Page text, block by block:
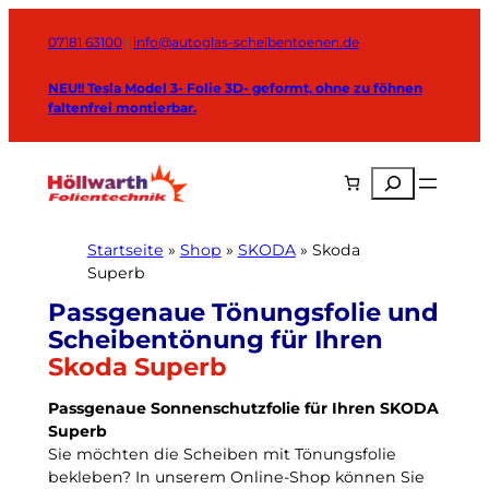
Inhalt07181 63100| info@autoglas-scheibentoenen.de
NEU!! Tesla Model 3- Folie 3D- geformt, ohne zu föhnen
faltenfrei montierbar.
Suchen
Startseite » Shop » SKODA» Skoda
Superb
Skoda Superb
Passgenaue Sonnenschutzfolie für Ihren SKODA
Superb
Sie möchten die Scheiben mit Tönungsfolie
bekleben? In unserem Online-Shop können Sie